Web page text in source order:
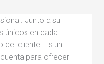
Junto a su
únicos en cada
del cliente. Es un
para ofrecer